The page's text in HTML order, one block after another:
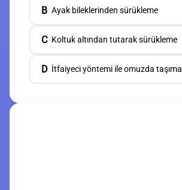
B Ayak bileklerinden sürükleme
C Koltuk altından tutarak sürükleme
D İtfaiyeci yöntemi ile omuzda taşıma